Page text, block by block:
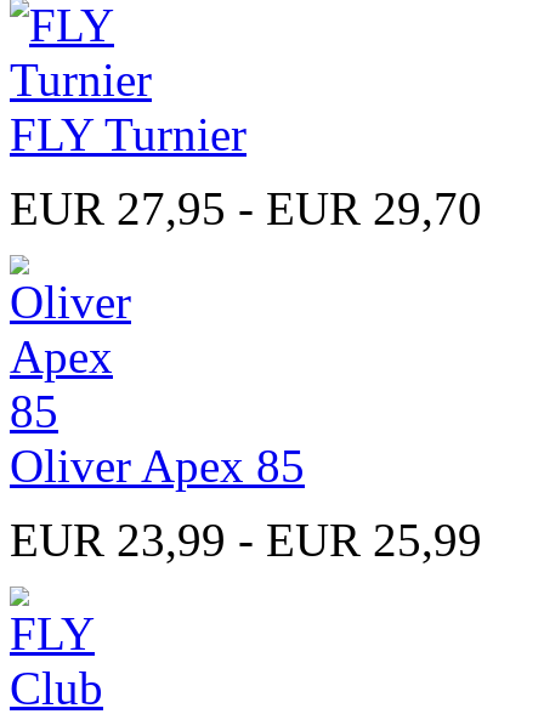
FLY Turnier
EUR 27,95 - EUR 29,70
Oliver Apex 85
EUR 23,99 - EUR 25,99